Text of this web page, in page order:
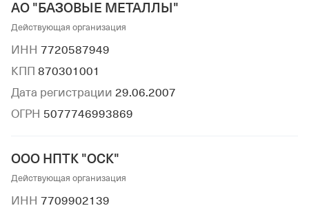
АО "БАЗОВЫЕ МЕТАЛЛЫ"
Действующая организация
ИНН 7720587949
КПП 870301001
Дата регистрации 29.06.2007
ОГРН 5077746993869
ООО НПТК "ОСК"
Действующая организация
ИНН 7709902139